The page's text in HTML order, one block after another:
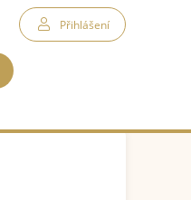
Přihlášení